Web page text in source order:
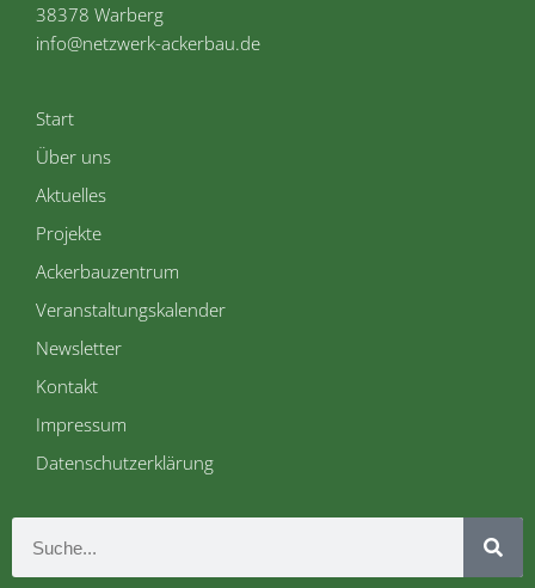
38378 Warberg
info@netzwerk-ackerbau.de
Start
Über uns
Aktuelles
Projekte
Ackerbauzentrum
Veranstaltungskalender
Newsletter
Kontakt
Impressum
Datenschutzerklärung